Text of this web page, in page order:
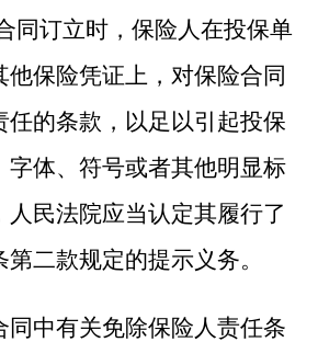
同订立时，保险人在投保单
他保险凭证上，对保险合同
任的条款，以足以引起投保
字体、符号或者其他明显标
人民法院应当认定其履行了
二款规定的提示义务。
同中有关免除保险人责任条